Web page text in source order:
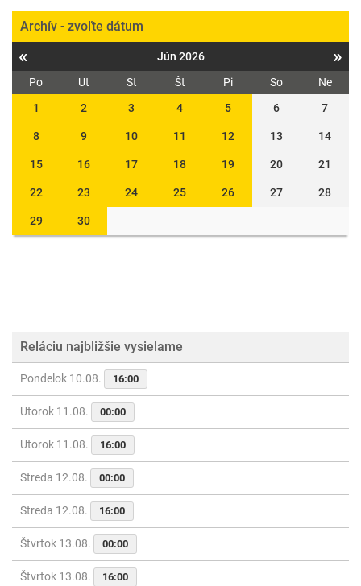
Archív - zvoľte dátum
« Jún 2026 »
Po Ut St Št Pi So
Ne
1
2 3 4 5 6 7
8 9 10 11 12 13 14
15 16 17 18 19 20 21
22 23 24 25 26 27 28
29 30
Reláciu najbližšie vysielame
Pondelok 10.08. 16:00
Utorok 11.08. 00:00
Utorok 11.08. 16:00
Streda 12.08. 00:00
Streda 12.08. 16:00
Štvrtok 13.08. 00:00
Štvrtok 13.08. 16:00